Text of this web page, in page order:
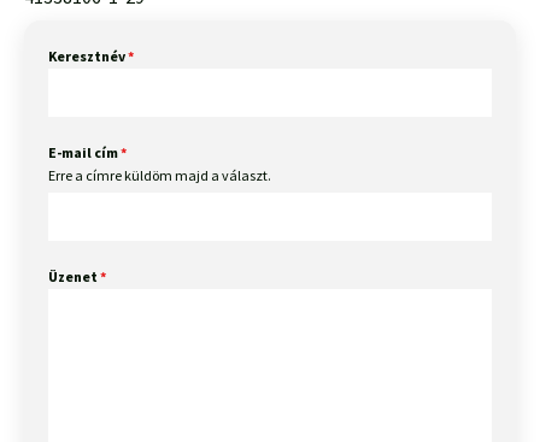
Keresztnév*
E-mail cím*
Erre a címre küldöm majd a választ.
Üzenet *